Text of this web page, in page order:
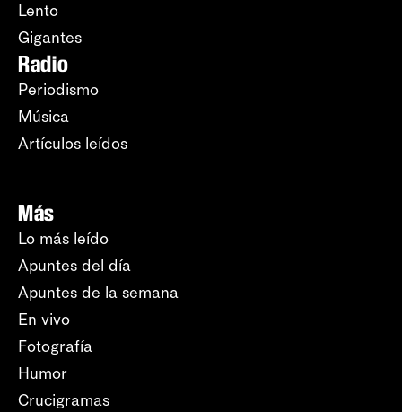
Lento
Gigantes
Radio
Periodismo
Música
Artículos leídos
Más
Lo más leído
Apuntes del día
Apuntes de la semana
En vivo
Fotografía
Humor
Crucigramas